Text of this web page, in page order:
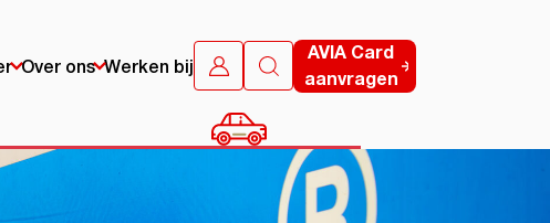
Over ons Werken bij
AVIA Card
aanvragen